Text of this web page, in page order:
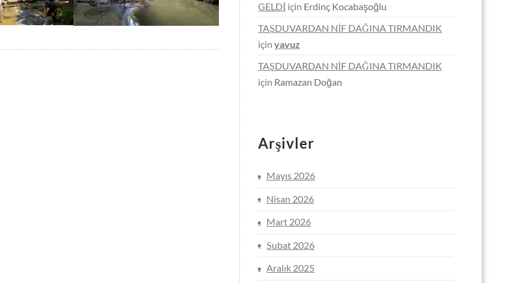
GELDİ için Erdinç Kocabaşoğlu
TAŞDUVARDAN NİF DAĞINA TIRMANDIK
için yavuz
TAŞDUVARDAN NİF DAĞINA TIRMANDIK
için Ramazan Doğan
Arşivler
Mayıs 2026
Nisan 2026
Mart 2026
Şubat 2026
Aralık 2025